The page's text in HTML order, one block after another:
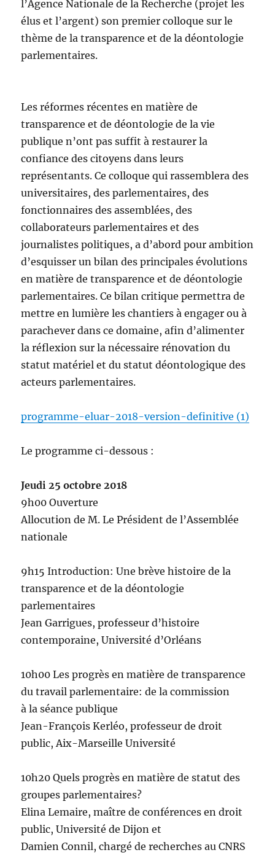
l’Agence Nationale de la Recherche (projet les
élus et l’argent) son premier colloque sur le
thème de la transparence et de la déontologie
parlementaires.
Les réformes récentes en matière de
transparence et de déontologie de la vie
publique n’ont pas suffit à restaurer la
confiance des citoyens dans leurs
représentants. Ce colloque qui rassemblera des
universitaires, des parlementaires, des
fonctionnaires des assemblées, des
collaborateurs parlementaires et des
journalistes politiques, a d’abord pour ambition
d’esquisser un bilan des principales évolutions
en matière de transparence et de déontologie
parlementaires. Ce bilan critique permettra de
mettre en lumière les chantiers à engager ou à
parachever dans ce domaine, afin d’alimenter
la réflexion sur la nécessaire rénovation du
statut matériel et du statut déontologique des
acteurs parlementaires.
programme-eluar-2018-version-definitive (1)
Le programme ci-dessous :
Jeudi 25 octobre 2018
9h00 Ouverture
Allocution de M. Le Président de l’Assemblée
nationale
9h15 Introduction: Une brève histoire de la
transparence et de la déontologie
parlementaires
Jean Garrigues, professeur d’histoire
contemporaine, Université d’Orléans
10h00 Les progrès en matière de transparence
du travail parlementaire: de la commission
à la séance publique
Jean-François Kerléo, professeur de droit
public, Aix-Marseille Université
10h20 Quels progrès en matière de statut des
groupes parlementaires?
Elina Lemaire, maître de conférences en droit
public, Université de Dijon et
Damien Connil, chargé de recherches au CNRS